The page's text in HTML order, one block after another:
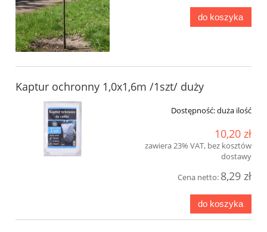
do koszyka
Kaptur ochronny 1,0x1,6m /1szt/ duży
Dostępność:duża ilość
10,20 zł
zawiera 23% VAT, bez kosztów
dostawy
Cena netto: 8,29 zł
do koszyka